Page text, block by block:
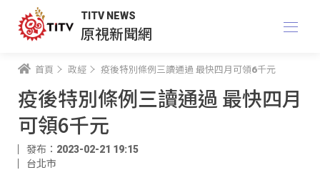
TITV NEWS
原視新聞網
首頁 政經 疫後特別條例三讀通過 最快四月可領6千元
疫後特別條例三讀通過 最快四月
可領6千元
發布：2023-02-21 19:15
台北市